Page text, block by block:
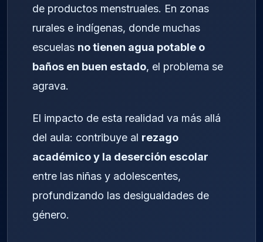
de productos menstruales. En zonas
rurales e indígenas, donde muchas
escuelas no tienen agua potable o
baños en buen estado, el problema se
agrava.
El impacto de esta realidad va más allá
del aula: contribuye al rezago
académico y la deserción escolar
entre las niñas y adolescentes,
profundizando las desigualdades de
género.